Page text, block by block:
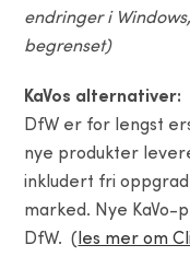
endringer i
begrenset)
KaVos alternativer:
DfW er for lengst
nye produkter
inkludert fri
marked. Nye KaVo-
DfW. ( les mer om